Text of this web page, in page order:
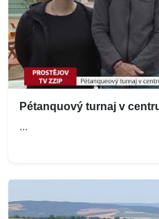
Pétanquový turnaj v
...